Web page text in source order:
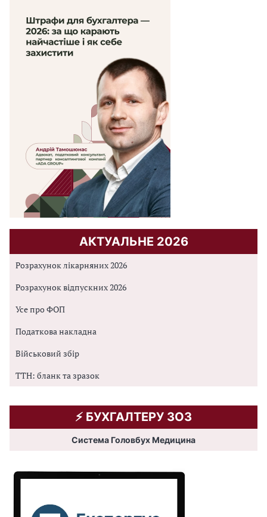
АКТУАЛЬНЕ 2026
Розрахунок лікарняних 2026
Розрахунок відпускних 2026
Усе про ФОП
Податкова накладна
Військовий збір
ТТН: бланк та зразок
⚡️ БУХГАЛТЕРУ ЗОЗ
Система Головбух Медицина